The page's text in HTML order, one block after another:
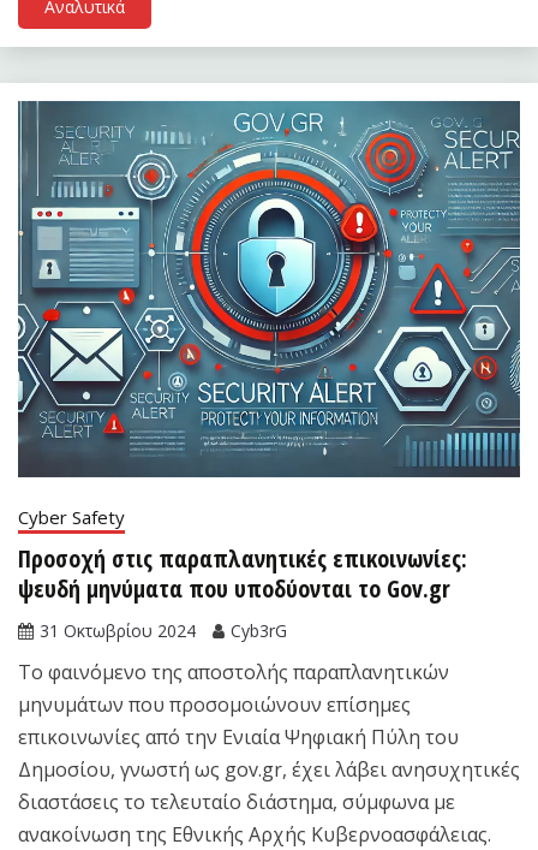
Αναλυτικά
Cyber Safety
Προσοχή στις παραπλανητικές επικοινωνίες:
ψευδή μηνύματα που υποδύονται το Gov.gr
31 Οκτωβρίου 2024 Cyb3rG
Το φαινόμενο της αποστολής παραπλανητικών
μηνυμάτων που προσομοιώνουν επίσημες
επικοινωνίες από την Ενιαία Ψηφιακή Πύλη του
Δημοσίου, γνωστή ως gov.gr, έχει λάβει ανησυχητικές
διαστάσεις το τελευταίο διάστημα, σύμφωνα με
ανακοίνωση της Εθνικής Αρχής Κυβερνοασφάλειας.